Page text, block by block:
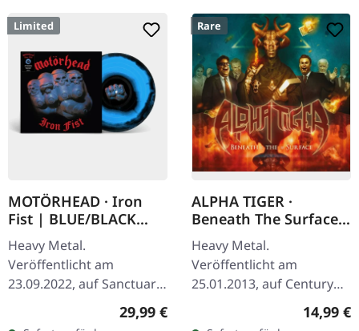
Limited
MOTÖRHEAD · Iron
Fist | BLUE/BLACK
SWIRL LP
Heavy Metal.
Veröffentlicht am
23.09.2022, auf Sanctuary
Records. Blau/Schwarz
marmoriertes Vinyl im
Regulärer Preis:
29,99 €
Rare
ALPHA TIGER ·
Beneath The Surface |
DIGIPAK CD
Heavy Metal.
Veröffentlicht am
25.01.2013, auf Century
Media Records. Ltd.
Digipack incl. 2 bonus
14,99 €